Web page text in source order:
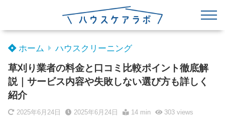
ホーム ハウスクリーニング
草刈り業者の料金と口コミ比較ポイント徹底解
説｜サービス内容や失敗しない選び方も詳しく
紹介
2025年6月24日 2025年6月24日 14 min 303views